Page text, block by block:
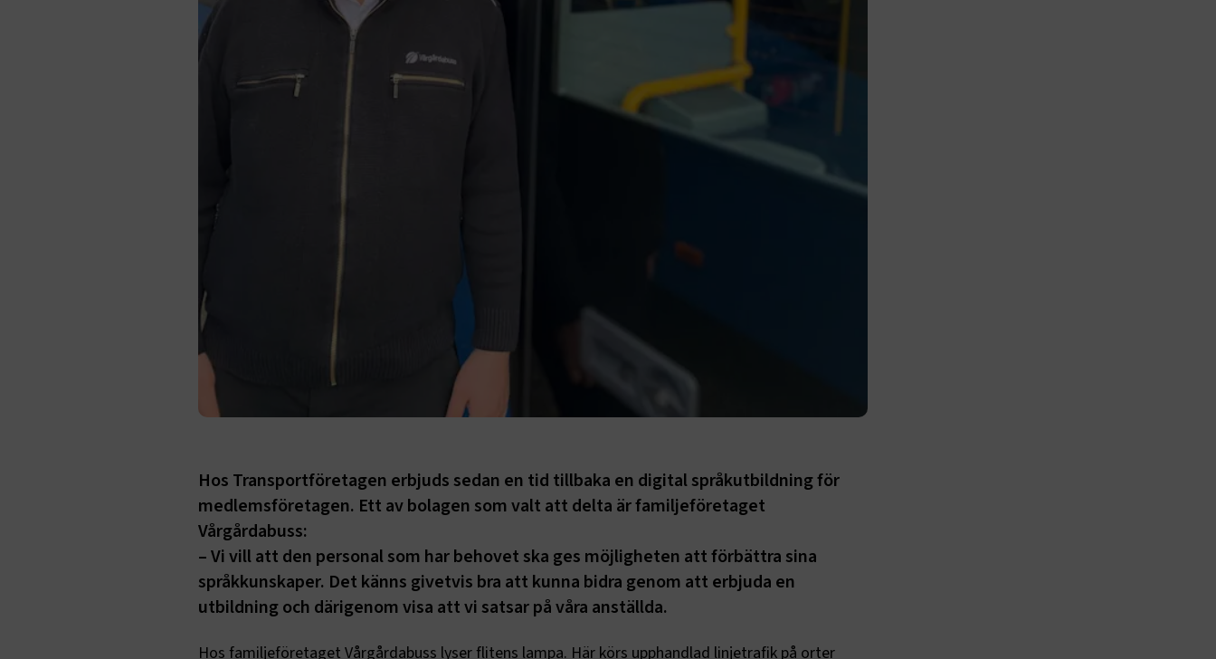
Hos Transportföretagen erbjuds sedan en tid tillbaka en digital språkutbildning för
medlemsföretagen. Ett av bolagen som valt att delta är familjeföretaget
Vårgårdabuss:
– Vi vill att den personal som har behovet ska ges möjligheten att förbättra sina
språkkunskaper. Det känns givetvis bra att kunna bidra genom att erbjuda en
utbildning och därigenom visa att vi satsar på våra anställda.
Hos familjeföretaget Vårgårdabuss lyser flitens lampa. Här körs upphandlad linjetrafik på orter